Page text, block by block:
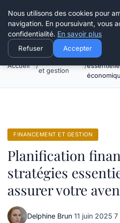
Henry Panky
Accueil
et gestion
FINANCEMENT ET GESTION
Planification
stratégies
assurer votre
Delphine Brun·11 juin 2025·7
Nous utilisons des cookies pour
navigation. En poursuivant, vous
confidentialité. En savoir plus
Refuser Accepter